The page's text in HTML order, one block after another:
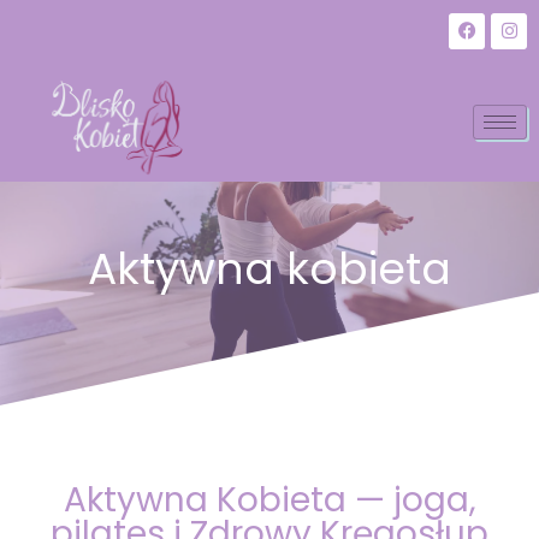
Aktywna kobieta
Aktywna Kobieta — joga,